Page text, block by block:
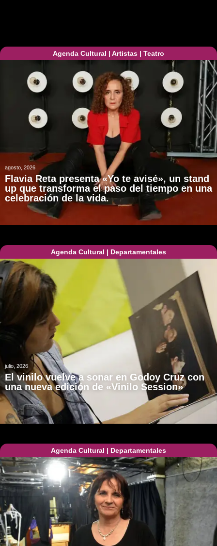
Agenda Cultural | Artistas | Teatro
agosto, 2026
Flavia Reta presenta «Yo te avisé», un stand
up que transforma el paso del tiempo en una
celebración de la vida.
Agenda Cultural | Departamentales
julio, 2026
El vinilo vuelve a sonar en Godoy Cruz con
una nueva edición de «Vinilo Session»
Agenda Cultural | Departamentales